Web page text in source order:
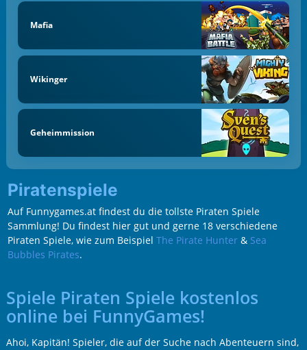
Mafia
Wikinger
Geheimmission
Piratenspiele
Auf Funnygames.at findest du die tollste Piraten Spiele
Sammlung! Du findest hier gut und gerne 18 verschiedene
Piraten Spiele, wie zum Beispiel The Pirate Hunter & Sea
Bubbles Pirates.
Spiele Piraten Spiele kostenlos
online bei FunnyGames!
Ahoi, Kapitän! Spieler, die auf der Suche nach Abenteuern sind,